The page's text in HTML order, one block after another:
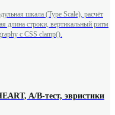
шкала (Type Scale), расчёт
длина строки, вертикальный ритм
с CSS clamp().
A/B-тест, эвристики